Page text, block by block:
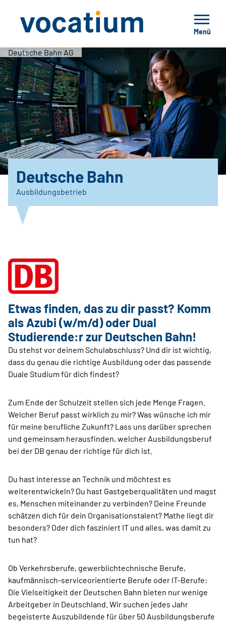
Menü
Deutsche Bahn AG
Deutsche Bahn
Ausbildungsbetrieb
Etwas finden, das zu dir passt? Komm
als Azubi (w/m/d) oder Dual
Studierende:r zur ­Deutschen Bahn!
Du stehst vor deinem Schulabschluss? Und dir ist wichtig,
dass du genau die richtige Ausbildung oder das passende
Duale Studium für dich findest?
Zum Ende der Schulzeit stellen sich jede Menge Fragen.
Welcher Beruf passt wirklich zu mir? Was wünsche ich mir
für meine berufliche Zukunft? Lass uns darüber sprechen
und gemeinsam herausfinden, welcher Ausbildungsberuf
bei der DB genau der richtige für dich ist.
Du hast Interesse an Technik und möchtest es
weiterentwickeln? Du hast Gastgeberqualitäten und magst
es, Menschen miteinander zu verbinden? Deine Freunde
schätzen dich für dein Organisationstalent? Mathe liegt dir
besonders? Oder dich fasziniert IT und alles, was damit zu
tun hat?
Ob Verkehrsberufe, gewerblichtechnische Berufe,
kaufmännisch-serviceorientierte Berufe oder IT-Berufe:
Die Vielseitigkeit der Deutschen Bahn bieten nur wenige
Arbeitgeber in Deutschland. Wir suchen jedes Jahr
begeisterte Auszubildende für über 50 Ausbildungsberufe